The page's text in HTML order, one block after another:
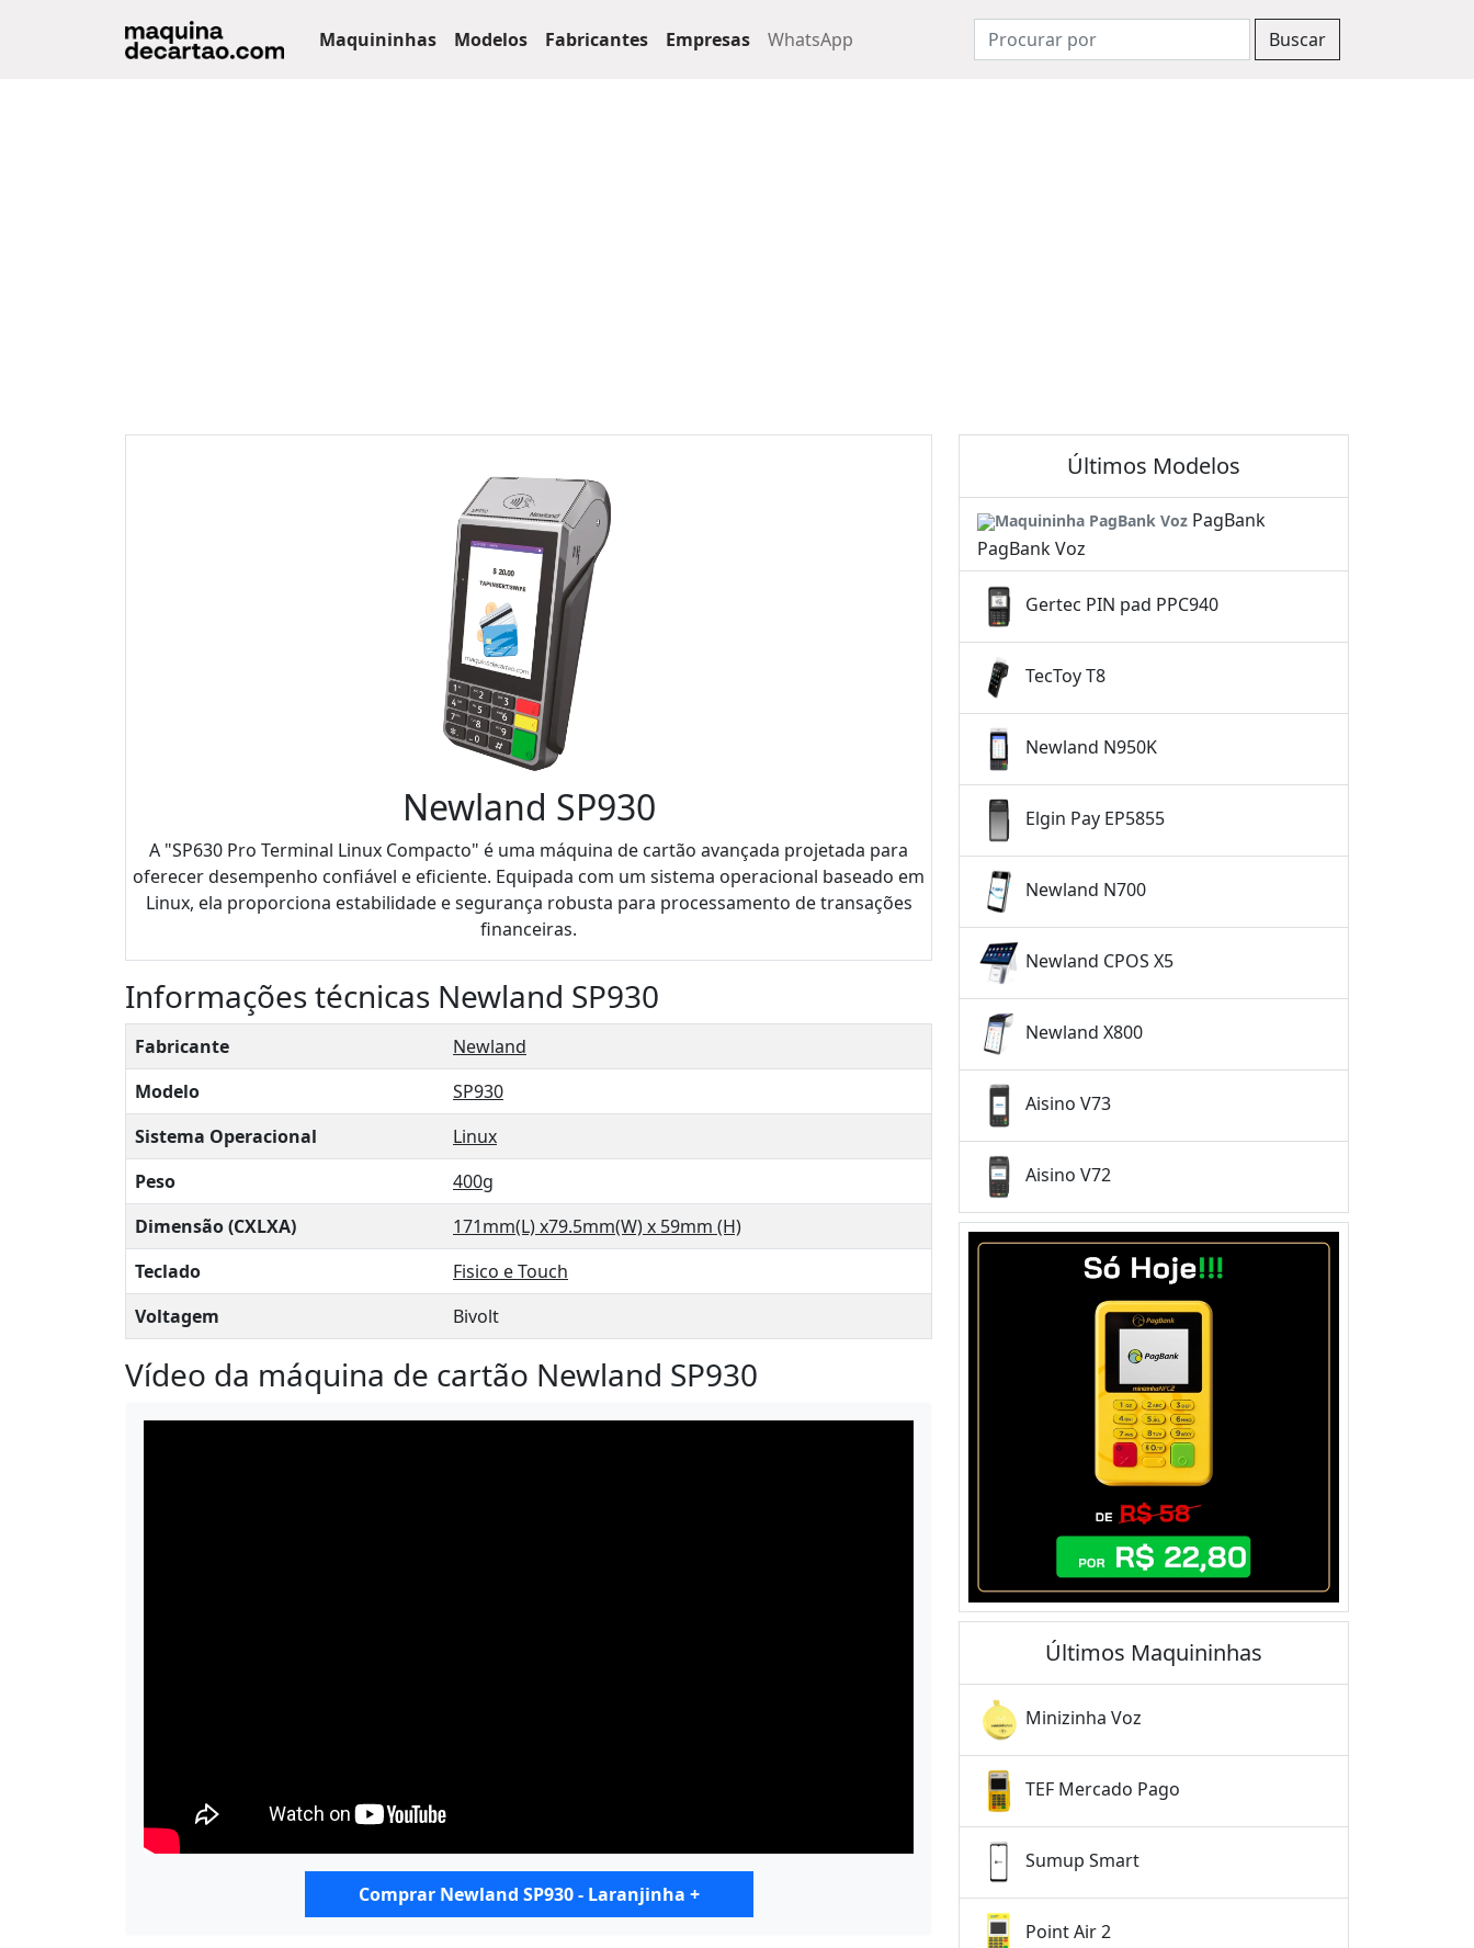
Maquininhas Modelos Fabricantes Empresas WhatsApp Buscar
Newland SP930
A "SP630 Pro Terminal Linux Compacto" é uma máquina de cartão avançada projetada para
oferecer desempenho confiável e eficiente. Equipada com um sistema operacional baseado em
Linux, ela proporciona estabilidade e segurança robusta para processamento de transações
financeiras.
Informações técnicas Newland SP930
Fabricante
Newland
Modelo
SP930
Sistema Operacional
Linux
Peso
400g
Dimensão (CXLXA)
171mm(L) x79.5mm(W) x 59mm (H)
Teclado
Fisico e Touch
Voltagem
Bivolt
Vídeo da máquina de cartão Newland SP930
Comprar Newland SP930 - Laranjinha +
Últimos Modelos
PagBank
PagBank Voz
Gertec PIN pad PPC940
TecToy T8
Newland N950K
Elgin Pay EP5855
Newland N700
Newland CPOS X5
Newland X800
Aisino V73
Aisino V72
Últimos Maquininhas
Minizinha Voz
TEF Mercado Pago
Sumup Smart
Point Air 2